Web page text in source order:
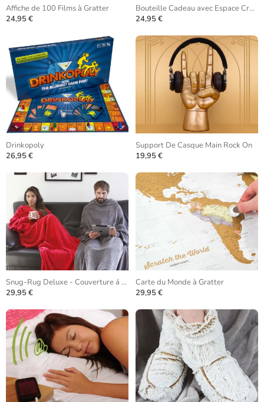
Affiche de 100 Films à Gratter
24,95 €
Bouteille Cadeau avec Espace Creux
24,95 €
Drinkopoly
26,95 €
Support De Casque Main Rock On
19,95 €
Snug-Rug Deluxe - Couverture á Manches
29,95 €
Carte du Monde à Gratter
29,95 €